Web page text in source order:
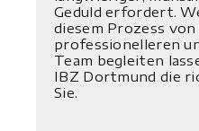
Geduld erfordert.
diesem Prozess von
professionelleren
Team begleiten
IBZ Dortmund die
Sie.